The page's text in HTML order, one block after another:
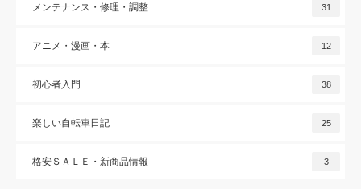
メンテナンス・修理・調整 31
アニメ・漫画・本 12
初心者入門 38
楽しい自転車日記 25
格安ＳＡＬＥ・新商品情報 3